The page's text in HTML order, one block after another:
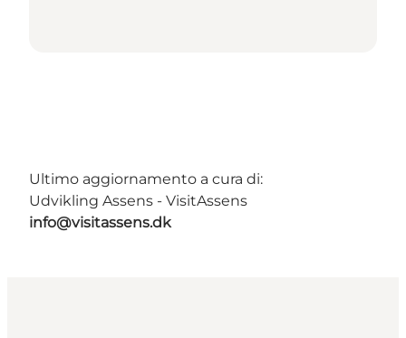
Ultimo aggiornamento a cura di:
Udvikling Assens - VisitAssens
info@visitassens.dk